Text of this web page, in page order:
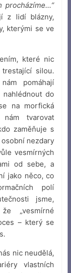
procházíme…“
z lidí blázny,
kterými se ve
které nic
trestající silou.
pomáhají
nahlédnout do
na morfická
tvarovat
zaměňuje s
nezdary
vesmírných
od sebe, a
jako něco, co
polí
jsme,
„vesmírné
– který se
nic neudělá,
vlastních